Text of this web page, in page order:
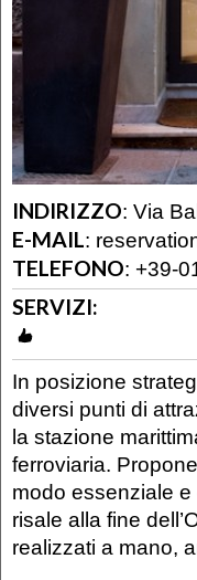
INDIRIZZO: Via
E-MAIL:
TELEFONO: +39-
SERVIZI:
In posizione
diversi punti di
la stazione
ferroviaria.
modo essenziale
risale alla fine
realizzati a mano,